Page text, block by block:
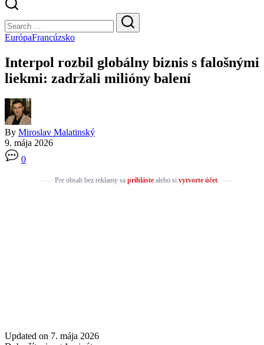
Search
Search
EurópaFrancúzsko
Interpol rozbil globálny biznis s falošnými
liekmi: zadržali milióny balení
By Miroslav Malatinský
9. mája 2026
0
Pre obsah bez reklamy sa prihlástealebo si vytvorte účet.
Updated on 7. mája 2026